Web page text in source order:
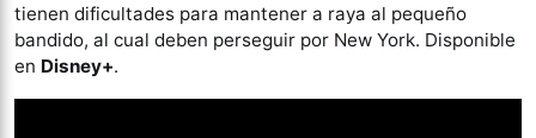
tienen dificultades para mantener a raya al pequeño
bandido, al cual deben perseguir por New York. Disponible
en Disney+.